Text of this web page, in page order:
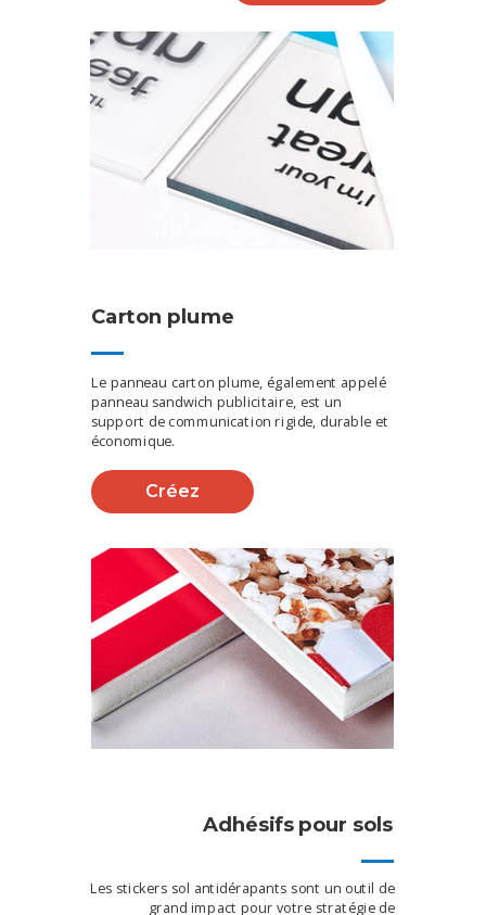
Le panneau carton plume, également appelé
panneau sandwich publicitaire, est un
support de communication rigide, durable et
économique.
Carton plume
Créez
Les stickers sol antidérapants sont un outil de
grand impact pour votre stratégie de
Adhésifs pour sols